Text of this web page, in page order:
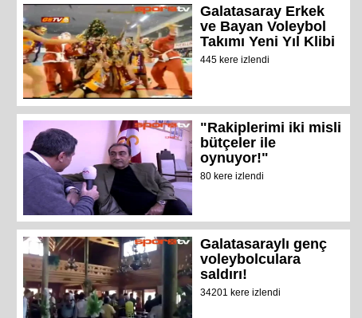
Galatasaray Erkek
ve Bayan Voleybol
Takımı Yeni Yıl Klibi
445 kere izlendi
"Rakiplerimi iki misli
bütçeler ile
oynuyor!"
80 kere izlendi
Galatasaraylı genç
voleybolculara
saldırı!
34201 kere izlendi